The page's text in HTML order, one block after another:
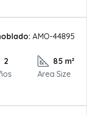
AMO-44895
2
85 m²
Area Size